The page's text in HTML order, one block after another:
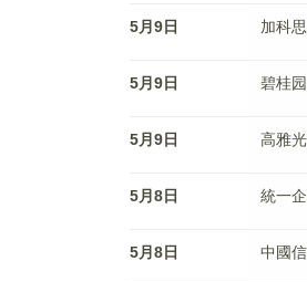
5月9日 加科
5月9日 碧桂
5月9日 高雅
5月8日 統一
5月8日 中國